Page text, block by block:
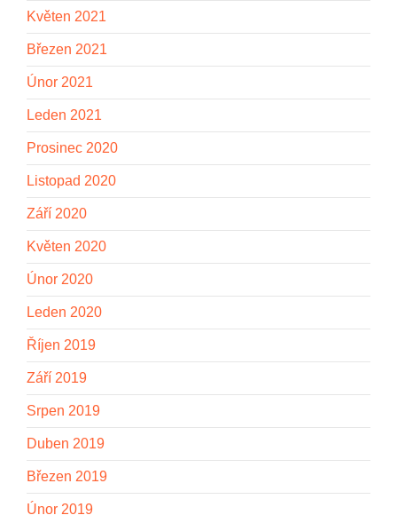
Květen 2021
Březen 2021
Únor 2021
Leden 2021
Prosinec 2020
Listopad 2020
Září 2020
Květen 2020
Únor 2020
Leden 2020
Říjen 2019
Září 2019
Srpen 2019
Duben 2019
Březen 2019
Únor 2019